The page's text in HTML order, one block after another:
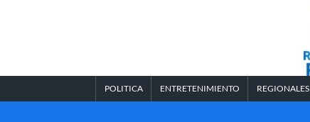
POLITICA ENTRETENIMIENTO REGIONALES